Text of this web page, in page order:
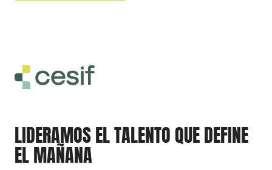
LIDERAMOS EL TALENTO QUE DEFINE
EL MAÑANA